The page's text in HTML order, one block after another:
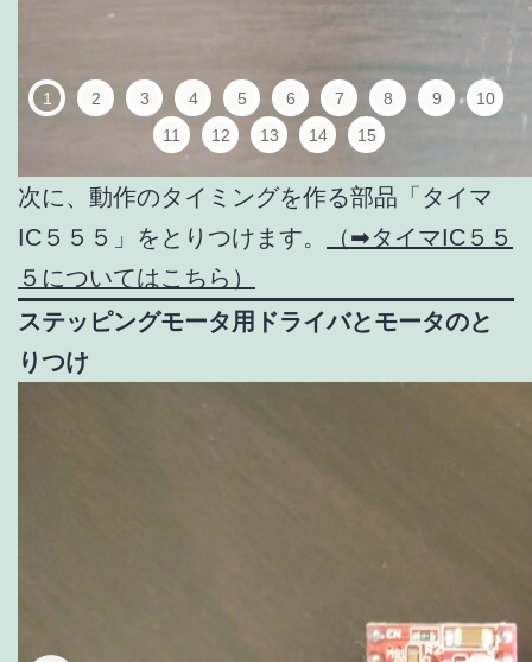
1 2 3 4 5 6 7 8 9
10
11
12 13 14 15
次に、動作のタイミングを作る部品「タイマ
IC５５５」をとりつけます。
（➡タイマIC５５
５についてはこちら）
ステッピングモータ用ドライバとモータのと
りつけ